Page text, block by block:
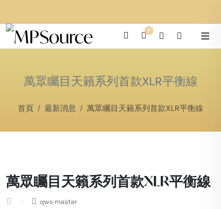
0
萬眾矚目天籟系列首款XLR平衡線
首頁 最新消息 萬眾矚目天籟系列首款XLR平衡線
萬眾矚目天籟系列首款XLR平衡線
qws-master